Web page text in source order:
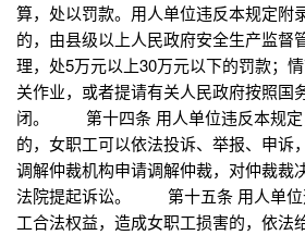
算，处以罚款。用人单位违反本规定附
的，由县级以上人民政府安全生产监督
理，处5万元以上30万元以下的罚款；
关作业，或者提请有关人民政府按照国
闭。 第十四条 用人单位违反本规定
的，女职工可以依法投诉、举报、申诉
调解仲裁机构申请调解仲裁，对仲裁裁
法院提起诉讼。 第十五条 用人单位
工合法权益，造成女职工损害的，依法